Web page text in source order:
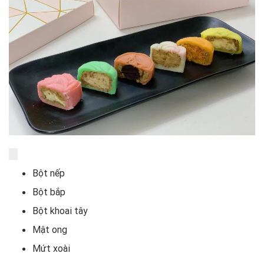
Bột nếp
Bột bắp
Bột khoai tây
Mật ong
Mứt xoài